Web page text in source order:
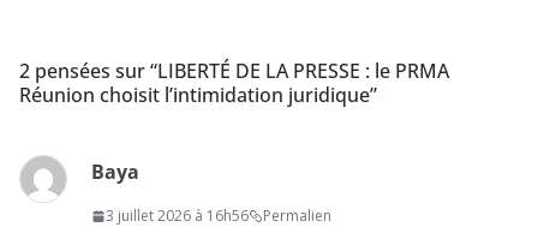
2 pensées sur “LIBERTÉ DE LA PRESSE : le PRMA
Réunion choisit l’intimidation juridique”
Baya
3 juillet 2026 à 16h56 Permalien